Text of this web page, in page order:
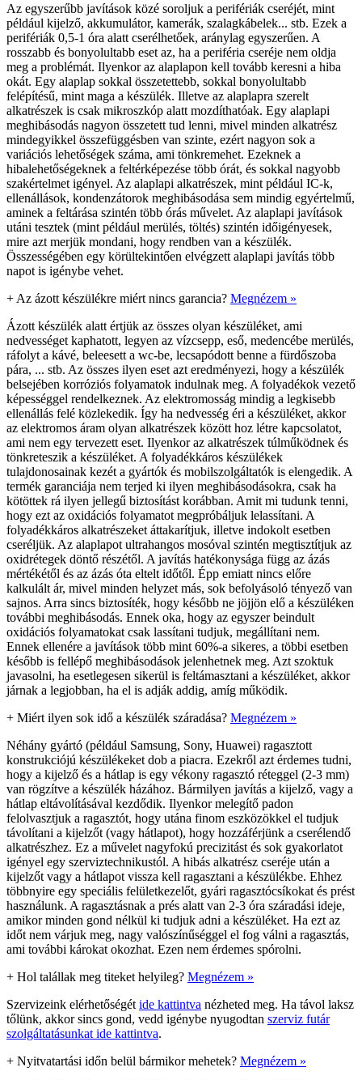
Az egyszerűbb javítások közé soroljuk a perifériák cseréjét, mint
például kijelző, akkumulátor, kamerák, szalagkábelek... stb. Ezek a
perifériák 0,5-1 óra alatt cserélhetőek, aránylag egyszerűen. A
rosszabb és bonyolultabb eset az, ha a periféria cseréje nem oldja
meg a problémát. Ilyenkor az alaplapon kell tovább keresni a hiba
okát. Egy alaplap sokkal összetettebb, sokkal bonyolultabb
felépítésű, mint maga a készülék. Illetve az alaplapra szerelt
alkatrészek is csak mikroszkóp alatt mozdíthatóak. Egy alaplapi
meghibásodás nagyon összetett tud lenni, mivel minden alkatrész
mindegyikkel összefüggésben van szinte, ezért nagyon sok a
variációs lehetőségek száma, ami tönkremehet. Ezeknek a
hibalehetőségeknek a feltérképezése több órát, és sokkal nagyobb
szakértelmet igényel. Az alaplapi alkatrészek, mint például IC-k,
ellenállások, kondenzátorok meghibásodása sem mindig egyértelmű,
aminek a feltárása szintén több órás művelet. Az alaplapi javítások
utáni tesztek (mint például merülés, töltés) szintén időigényesek,
mire azt merjük mondani, hogy rendben van a készülék.
Összességében egy körültekintően elvégzett alaplapi javítás több
napot is igénybe vehet.
+ Az ázott készülékre miért nincs garancia? Megnézem »
Ázott készülék alatt értjük az összes olyan készüléket, ami
nedvességet kaphatott, legyen az vízcsepp, eső, medencébe merülés,
ráfolyt a kávé, beleesett a wc-be, lecsapódott benne a fürdőszoba
pára, ... stb. Az összes ilyen eset azt eredményezi, hogy a készülék
belsejében korróziós folyamatok indulnak meg. A folyadékok vezető
képességgel rendelkeznek. Az elektromosság mindig a legkisebb
ellenállás felé közlekedik. Így ha nedvesség éri a készüléket, akkor
az elektromos áram olyan alkatrészek között hoz létre kapcsolatot,
ami nem egy tervezett eset. Ilyenkor az alkatrészek túlműködnek és
tönkreteszik a készüléket. A folyadékkáros készülékek
tulajdonosainak kezét a gyártók és mobilszolgáltatók is elengedik. A
termék garanciája nem terjed ki ilyen meghibásodásokra, csak ha
kötöttek rá ilyen jellegű biztosítást korábban. Amit mi tudunk tenni,
hogy ezt az oxidációs folyamatot megpróbáljuk lelassítani. A
folyadékkáros alkatrészeket áttakarítjuk, illetve indokolt esetben
cseréljük. Az alaplapot ultrahangos mosóval szintén megtisztítjuk az
oxidrétegek döntő részétől. A javítás hatékonysága függ az ázás
mértékétől és az ázás óta eltelt időtől. Épp emiatt nincs előre
kalkulált ár, mivel minden helyzet más, sok befolyásoló tényező van
sajnos. Arra sincs biztosíték, hogy később ne jöjjön elő a készüléken
további meghibásodás. Ennek oka, hogy az egyszer beindult
oxidációs folyamatokat csak lassítani tudjuk, megállítani nem.
Ennek ellenére a javítások több mint 60%-a sikeres, a többi esetben
később is fellépő meghibásodások jelenhetnek meg. Azt szoktuk
javasolni, ha esetlegesen sikerül is feltámasztani a készüléket, akkor
járnak a legjobban, ha el is adják addig, amíg működik.
+ Miért ilyen sok idő a készülék száradása? Megnézem »
Néhány gyártó (például Samsung, Sony, Huawei) ragasztott
konstrukciójú készülékeket dob a piacra. Ezekről azt érdemes tudni,
hogy a kijelző és a hátlap is egy vékony ragasztó réteggel (2-3 mm)
van rögzítve a készülék házához. Bármilyen javítás a kijelző, vagy a
hátlap eltávolításával kezdődik. Ilyenkor melegítő padon
felolvasztjuk a ragasztót, hogy utána finom eszközökkel el tudjuk
távolítani a kijelzőt (vagy hátlapot), hogy hozzáférjünk a cserélendő
alkatrészhez. Ez a művelet nagyfokú precizitást és sok gyakorlatot
igényel egy szerviztechnikustól. A hibás alkatrész cseréje után a
kijelzőt vagy a hátlapot vissza kell ragasztani a készülékbe. Ehhez
többnyire egy speciális felületkezelőt, gyári ragasztócsíkokat és prést
használunk. A ragasztásnak a prés alatt van 2-3 óra száradási ideje,
amikor minden gond nélkül ki tudjuk adni a készüléket. Ha ezt az
időt nem várjuk meg, nagy valószínűséggel el fog válni a ragasztás,
ami további károkat okozhat. Ezen nem érdemes spórolni.
+ Hol talállak meg titeket helyileg? Megnézem »
Szervizeink elérhetőségét ide kattintva nézheted meg. Ha távol laksz
tőlünk, akkor sincs gond, vedd igénybe nyugodtan szerviz futár
szolgáltatásunkat ide kattintva.
+ Nyitvatartási időn belül bármikor mehetek? Megnézem »